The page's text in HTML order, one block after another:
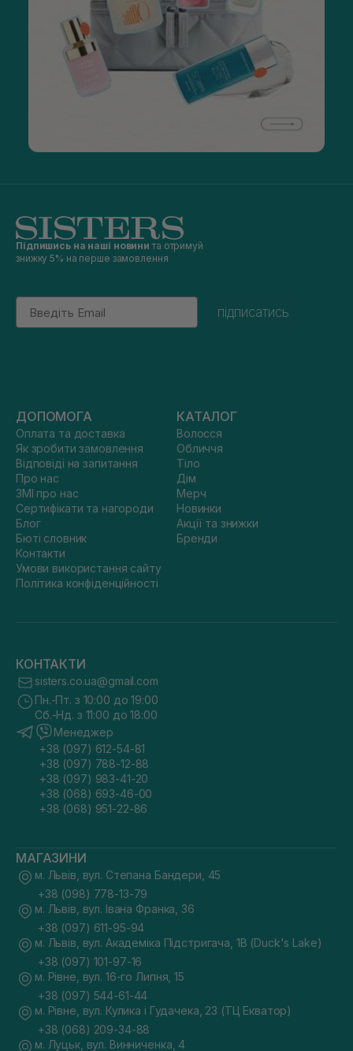
Підпишись на наші новини та отримуй
знижку 5% на перше замовлення
Email
підписатись
ДОПОМОГА
Оплата та доставка
Як зробити замовлення
Відповіді на запитання
Про нас
ЗМІ про нас
Сертифікати та нагороди
Блог
Бюті словник
Контакти
Умови використання сайту
Політика конфіденційності
КАТАЛОГ
Волосся
Обличчя
Тіло
Дім
Мерч
Новинки
Акції та знижки
Бренди
КОНТАКТИ
sisters.co.ua@gmail.com
Пн.-Пт. з 10:00 до 19:00
Сб.-Нд. з 11:00 до 18:00
Менеджер
+38 (097) 612-54-81
+38 (097) 788-12-88
+38 (097) 983-41-20
+38 (068) 693-46-00
+38 (068) 951-22-86
МАГАЗИНИ
м. Львів, вул. Степана Бандери, 45
+38 (098) 778-13-79
м. Львів, вул. Івана Франка, 36
+38 (097) 611-95-94
м. Львів, вул. Академіка Підстригача, 1В (Duck's Lake)
+38 (097) 101-97-16
м. Рівне, вул. 16-го Липня, 15
+38 (097) 544-61-44
м. Рівне, вул. Кулика і Гудачека, 23 (ТЦ Екватор)
+38 (068) 209-34-88
м. Луцьк, вул. Винниченка, 4